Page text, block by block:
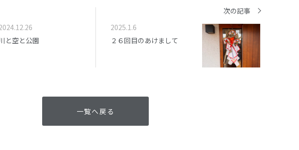
と空と公園
次の記事
2025.1.6
２６回目のあけまして
一覧へ戻る